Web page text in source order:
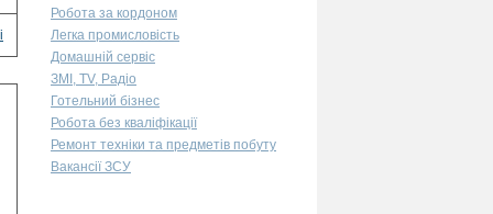
Робота за кордоном
Легка промисловість
Домашній сервіс
ЗМІ, TV, Радіо
Готельний бізнес
Робота без кваліфікації
Ремонт техніки та предметів побуту
Вакансії ЗСУ